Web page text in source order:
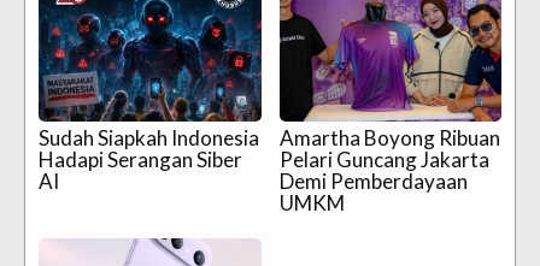
Sudah Siapkah Indonesia
Hadapi Serangan Siber
AI
Amartha Boyong Ribuan
Pelari Guncang Jakarta
Demi Pemberdayaan
UMKM